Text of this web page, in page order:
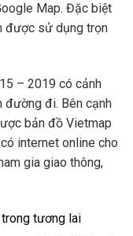
Map. Đặc biệt
được sử dụng trọn
– 2019 có cảnh
đường đi. Bên cạnh
bản đồ Vietmap
internet online cho
gia giao thông,
tương lai